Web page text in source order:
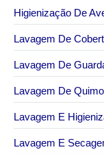
Higienização De
Lavagem De
Lavagem De
Lavagem De
Lavagem E
Lavagem E